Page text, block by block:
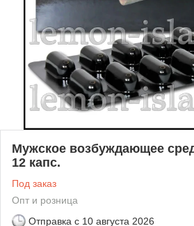
Мужское возбуждающее
12 капс.
Под заказ
Опт и розница
Отправка с 10 августа 2026